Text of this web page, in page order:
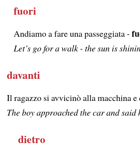
fuori
Andiamo a fare una passeggiata -
Let’s go for a walk - the sun is
davanti
Il ragazzo si avvicinò alla macchina
The boy approached the car and
dietro